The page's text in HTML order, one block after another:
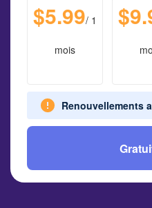
$5.99/ 1
mois
Renouvellements